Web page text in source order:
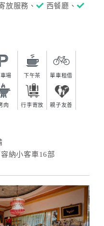
放服務、
西餐廳、
場 下午茶 單車租借
肉 行李寄放 親子友善
納小客車16部